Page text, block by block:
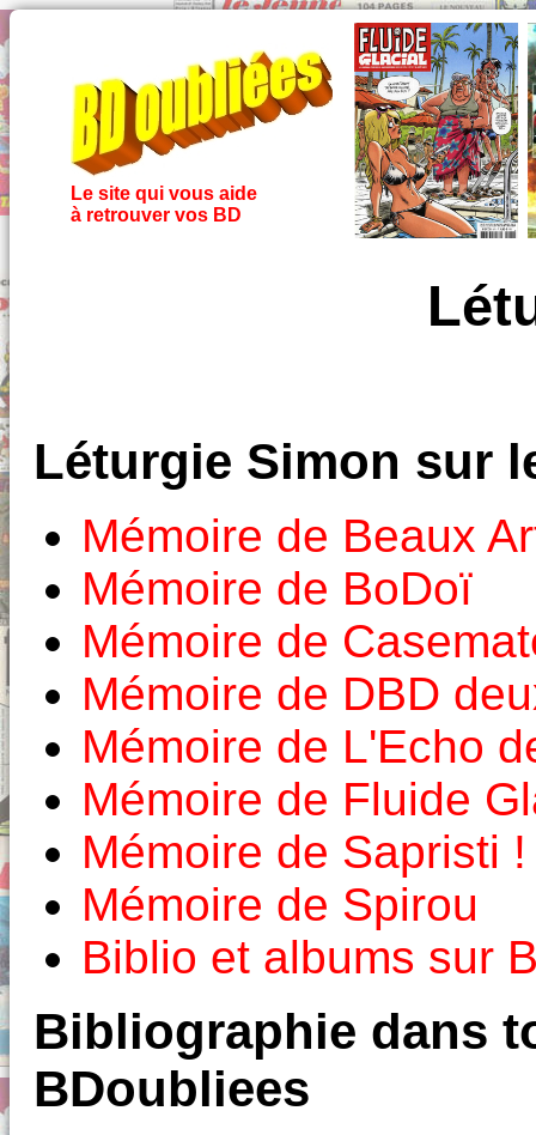
Le site qui vous aide
à retrouver vos BD
Léturgie Simon sur
Mémoire de Beaux
Mémoire de BoDoï
Mémoire de
Mémoire de DBD
Mémoire de L'Echo
Mémoire de Fluide
Mémoire de Sapristi !
Mémoire de Spirou
Biblio et albums sur
Bibliographie dans
BDoubliees